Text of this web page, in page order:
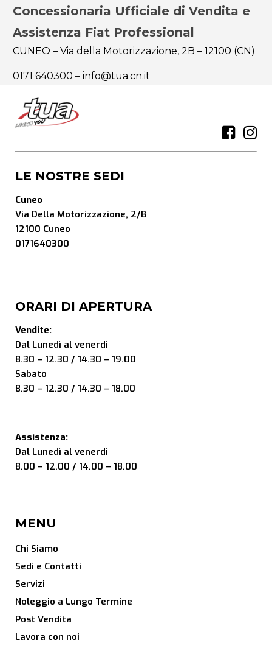
Concessionaria Ufficiale di Vendita e
Assistenza Fiat Professional
CUNEO – Via della Motorizzazione, 2B – 12100 (CN)
0171 640300 – info@tua.cn.it
LE NOSTRE SEDI
Cuneo
Via Della Motorizzazione, 2/B
12100 Cuneo
0171640300
ORARI DI APERTURA
Vendite:
Dal Lunedì al venerdì
8.30 – 12.30 / 14.30 – 19.00
Sabato
8.30 – 12.30 / 14.30 – 18.00
Assistenza:
Dal Lunedì al venerdì
8.00 – 12.00 / 14.00 – 18.00
MENU
Chi Siamo
Sedi e Contatti
Servizi
Noleggio a Lungo Termine
Post Vendita
Lavora con noi